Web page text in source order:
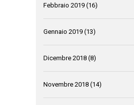
Febbraio 2019 (16)
Gennaio 2019 (13)
Dicembre 2018 (8)
Novembre 2018 (14)